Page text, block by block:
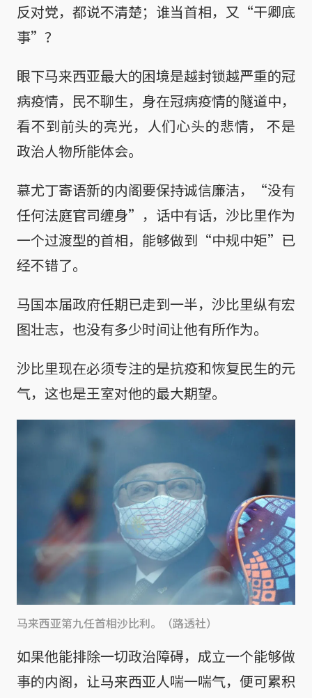
反对党，都说不清楚；谁当首相，又“干卿底
事”？
眼下马来西亚最大的困境是越封锁越严重的冠
病疫情，民不聊生，身在冠病疫情的隧道中，
看不到前头的亮光，人们心头的悲情， 不是
政治人物所能体会。
慕尤丁寄语新的内阁要保持诚信廉洁，“没有
任何法庭官司缠身”，话中有话，沙比里作为
一个过渡型的首相，能够做到“中规中矩”已
经不错了。
马国本届政府任期已走到一半，沙比里纵有宏
图壮志，也没有多少时间让他有所作为。
沙比里现在必须专注的是抗疫和恢复民生的元
气，这也是王室对他的最大期望。
马来西亚第九任首相沙比利。（路透社）
如果他能排除一切政治障碍，成立一个能够做
事的内阁，让马来西亚人喘一喘气，便可累积